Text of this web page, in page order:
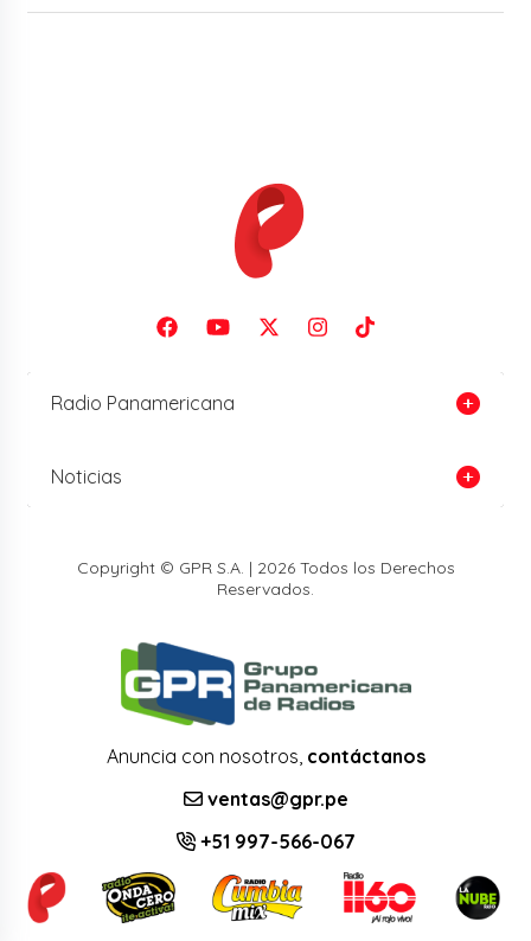
Radio Panamericana
Noticias
Copyright © GPR S.A. | 2026 Todos los Derechos
Reservados.
Anuncia con nosotros, contáctanos
ventas@gpr.pe
+51 997-566-067